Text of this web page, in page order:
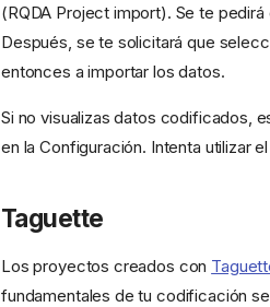
(RQDA Project import). Se te
Después, se te solicitará que
entonces a importar los datos.
Si no visualizas datos codificados,
en la Configuración. Intenta utilizar
Taguette
Los proyectos creados con
fundamentales de tu codificación